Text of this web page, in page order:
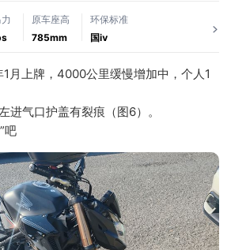
原车座高
785mm
环保标准
国ⅳ
月上牌，4000公里缓慢增加中，个人1
进气口护盖有裂痕（图6）。
吧